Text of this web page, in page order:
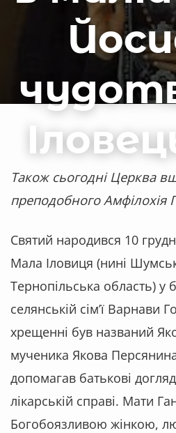
Також сьогодні Церква
преподобного Амфілохія
Святий народився 10
Мала Іловиця (нині
Тернопільська область) у
селянській сім’ї Варнави
хрещенні був названий
мученика Якова
допомагав батькові
лікарській справі. Мати
Богобоязливою жінкою,